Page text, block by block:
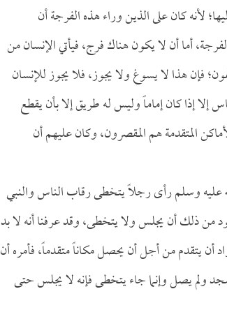
لأنه كان على الذين وراء هذه الفرجة أن
أما أن لا يكون هناك فرج، فيأتي الإنسان من
فإن هذا لا يسوغ ولا يجوز، فلا يجوز للإنسان
إذا كان إماماً وليس له طريق إلا بأن يقطع
المتقدمة هم المقصرون، وكان عليهم أن
عليه وسلم رأى رجلاً يتخطى رقاب الناس والنبي
ذلك أن يجلس ولا يتخطى، وقد عرفنا أنه لا بد
يتقدم من أجل أن يحصل مكاناً متقدماً، فأمره أن
ولم يصل وإنما جاء يتخطى فإنه لا يجلس حتى